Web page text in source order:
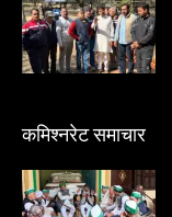
कमिश्नरेट समाचार